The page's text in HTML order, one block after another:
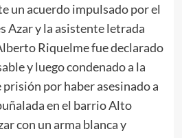
un acuerdo impulsado por el
Azar y la asistente letrada
Riquelme fue declarado
y luego condenado a la
prisión por haber asesinado a
en el barrio Alto
con un arma blanca y